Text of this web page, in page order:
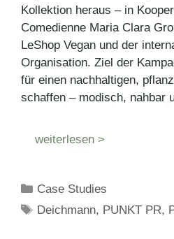
Kollektion heraus – in
Comedienne Maria Clara
LeShop Vegan und der
Organisation. Ziel der
für einen nachhaltigen,
schaffen – modisch, nahbar
weiterlesen >
Kategorien
Case Studies
Schlagwörter
Deichmann, PUNKT PR,